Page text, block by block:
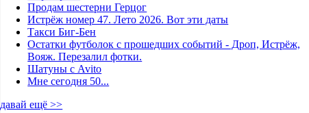
Продам шестерни Герцог
Истрёж номер 47. Лето 2026. Вот эти даты
Такси Биг-Бен
Остатки футболок с прошедших событий - Дроп, Истрёж,
Вояж. Перезалил фотки.
Шатуны с Avito
Мне сегодня 50...
давай ещё >>